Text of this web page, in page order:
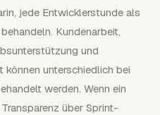
jede Entwicklerstunde als
Kundenarbeit,
und
können unterschiedlich bei
werden. Wenn ein
über Sprint-